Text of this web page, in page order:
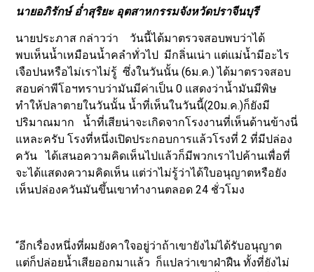
นายอภิรักษ์ อ่ำสุริยะ อุตสาหกรรมจังหวัดปราจีนบุรี
นายประภาส กล่าวว่า วันนี้ได้มาตรวจสอบพบว่าได้
พบเห็นน้ำเหมือนน้ำคลำทั่วไป มีกลิ่นเน่า แต่แม่น้ำมีอะไร
เจือปนหรือไม่เราไม่รู้ ซึ่งในวันนั้น (6ม.ค.) ได้มาตรวจสอบ
สอบค่าพีโอฯทราบว่ามันมีค่าเป็น 0 แสดงว่าน้ำมันมีพิษ
ทำให้ปลาตายในวันนั้น น้ำที่เห็นในวันนี้(20ม.ค.)ก็ยังมี
ปริมาณมาก น้ำที่เสียน่าจะเกิดจากโรงงานที่เห็นด้านข้างนี่
แหละครับ โรงที่หนึ่งเปิดประกอบการแล้วโรงที่ 2 ที่มีปล่อง
ควัน ได้เสนอความคิดเห็นไปแล้วก็มีพวกเราไปค้านเพื่อที่
จะได้แสดงความคิดเห็น แต่ว่าไม่รู้ว่าได้ใบอนุญาตหรือยัง
เห็นปล่องควันมันขึ้นเขาทำงานตลอด 24 ชั่วโมง
“อีกเรื่องหนึ่งที่ผมยังคาใจอยู่ว่าถ้าเขายังไม่ได้รับอนุญาต
แต่ก็ปล่อยน้ำเสียออกมาแล้ว ก็แปลว่าเขาฝ่าฝืน ทั้งที่ยังไม่